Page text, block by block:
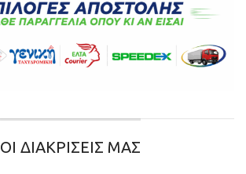
ΟΙ ΔΙΑΚΡΙΣΕΙΣ ΜΑΣ